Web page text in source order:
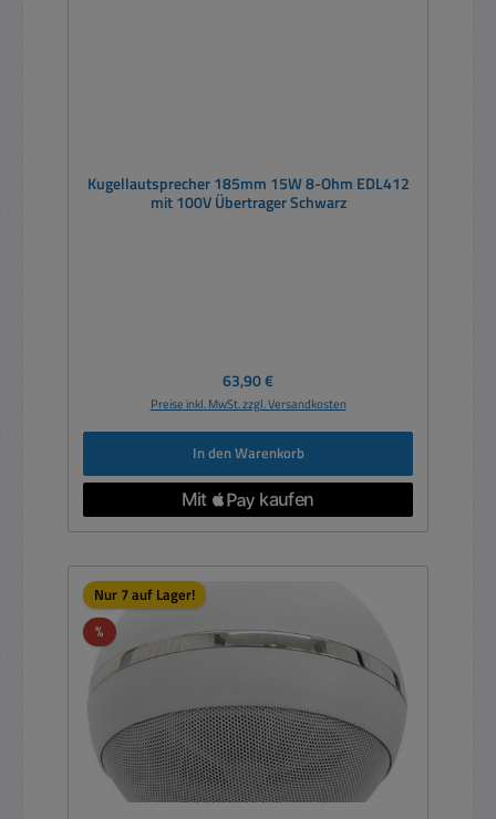
Kugellautsprecher 185mm 15W 8-Ohm EDL412
mit 100V Übertrager Schwarz
Regulärer Preis:
63,90 €
Preise inkl. MwSt. zzgl. Versandkosten
In den Warenkorb
Nur 7 auf Lager!
%Rabatt